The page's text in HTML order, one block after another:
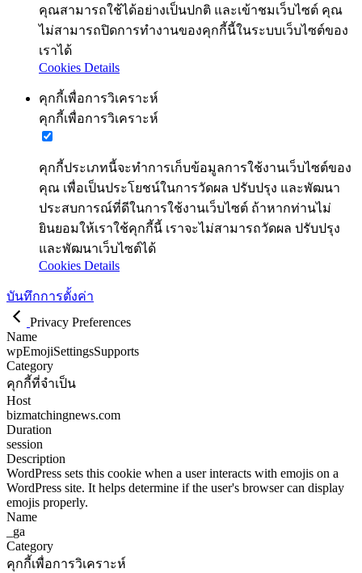
คุณสามารถใช้ได้อย่างเป็นปกติ และเข้าชมเว็บไซต์ คุณ
ไม่สามารถปิดการทำงานของคุกกี้นี้ในระบบเว็บไซต์ของ
เราได้
Cookies Details
คุกกี้เพื่อการวิเคราะห์
คุกกี้เพื่อการวิเคราะห์
คุกกี้ประเภทนี้จะทำการเก็บข้อมูลการใช้งานเว็บไซต์ของ
คุณ เพื่อเป็นประโยชน์ในการวัดผล ปรับปรุง และพัฒนา
ประสบการณ์ที่ดีในการใช้งานเว็บไซต์ ถ้าหากท่านไม่
ยินยอมให้เราใช้คุกกี้นี้ เราจะไม่สามารถวัดผล ปรับปรุง
และพัฒนาเว็บไซต์ได้
Cookies Details
บันทึกการตั้งค่า
Privacy Preferences
Name
wpEmojiSettingsSupports
Category
คุกกี้ที่จำเป็น
Host
bizmatchingnews.com
Duration
session
Description
WordPress sets this cookie when a user interacts with emojis on a
WordPress site. It helps determine if the user's browser can display
emojis properly.
Name
_ga
Category
คุกกี้เพื่อการวิเคราะห์